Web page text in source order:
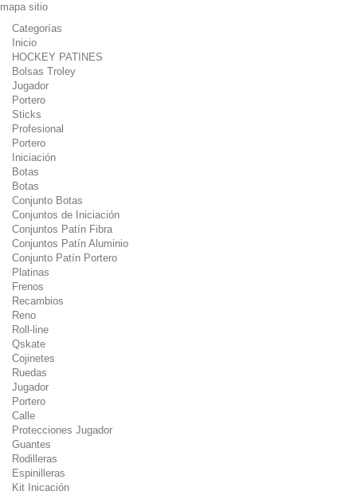
mapa sitio
Categorías
Inicio
HOCKEY PATINES
Bolsas Troley
Jugador
Portero
Sticks
Profesional
Portero
Iniciación
Botas
Botas
Conjunto Botas
Conjuntos de Iniciación
Conjuntos Patín Fibra
Conjuntos Patín Aluminio
Conjunto Patín Portero
Platinas
Frenos
Recambios
Reno
Roll-line
Qskate
Cojinetes
Ruedas
Jugador
Portero
Calle
Protecciones Jugador
Guantes
Rodilleras
Espinilleras
Kit Inicación